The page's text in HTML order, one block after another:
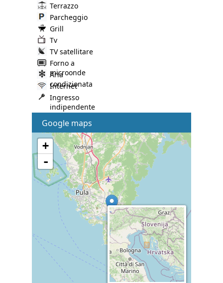
Terrazzo
Parcheggio
Grill
Tv
TV satellitare
Forno a
microonde
Aria
condizionata
Internet
Ingresso
indipendente
Google maps